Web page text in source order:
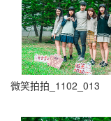
微笑拍拍_1102_013